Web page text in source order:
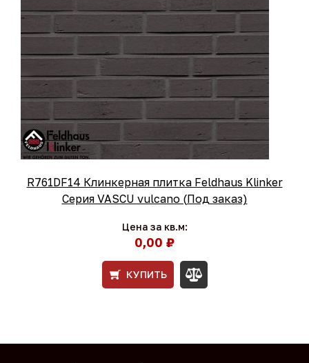
R761DF14 Клинкерная плитка Feldhaus Klinker
Серия VASCU vulcano (Под заказ)
Цена за кв.м:
0,00 ₽
КУПИТЬ